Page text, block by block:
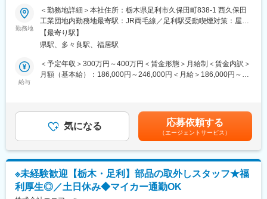
で、事業運営に必要な企画、立ち上げ、コンサルティング、オペ
レーション管理、システム・インフラ整備までを一括して提供し
ています。
変更の範囲：会社の定める業務
のeラーニングでビジネススキルの習得も可能。未経験でも安心し
てスタートできる環境です。
■このポジションの魅力：
◇未経験でも成長しやすいシンプルなオペレーション
料金体系が他キャリアよりシンプル覚えやすく、提案力を磨きや
すい環境です。そのため、未経験からでも短期間で成長しやす
く、早期に独り立ちが可能です。
店舗運営に活かされやすい文化があります。
■キャリアパス：
ャリアがあります。
■業務概要：
国内最大級の自動車解体企業の当社では、事業強化･高まるニーズ
に応えるために新規スタッフを募集しています。
一般ユーザー、契約会社、自動車メーカー様より依頼された乗用
車や大型・小型バスの鈑金塗装、仕上げを行うお仕事です。
鉄･銅･プラスチックなど素材に合わせてリサイクルされるため、
細かく取外しを行います。
きます。
■働く魅力：
勤務地
＜勤務地詳細＞本社住所：栃木県足利市久保田町838-1 西久保田
工業団地内勤務地最寄駅：JR両毛線／足利駅受動喫煙対策：屋内
喫煙可能場所あり変更の範囲：無
【最寄り駅】
県駅、多々良駅、福居駅
給与
＜予定年収＞300万円～400万円＜賃金形態＞月給制＜賃金内訳＞
月額（基本給）：186,000円～246,000円＜月給＞186,000円～
／20代／未経験者）・月収25万円（入社1年目／30代／経験者）
賃金はあくまでも目安の金額であり、選考を通じて上下する可能
性があります。月給(月額)は固定手当を含めた表記です。
気になる 応募依頼する
（エージェントサービス）
※未経験歓迎【栃木・足利】部品の取外しスタッフ★福
利厚生◎／土日休み◆マイカー通勤OK